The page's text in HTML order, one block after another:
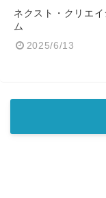
ネクスト・クリエ
ム
2025/6/13